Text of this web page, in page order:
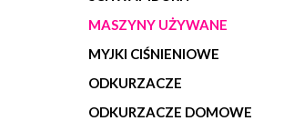
MASZYNY UŻYWANE
MYJKI CIŚNIENIOWE
ODKURZACZE
ODKURZACZE DOMOWE